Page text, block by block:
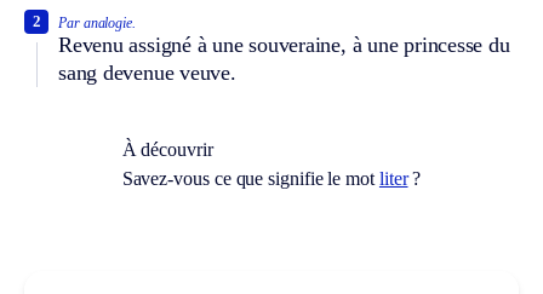
Par analogie.
Revenu assigné à une souveraine, à une princesse du
sang devenue veuve.
2
À découvrir
Savez-vous ce que signifie le mot liter?